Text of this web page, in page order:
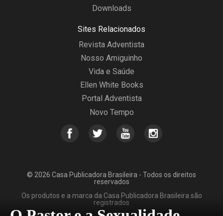
Downloads
Sites Relacionados
Revista Adventista
Nosso Amiguinho
Vida e Saúde
Ellen White Books
Portal Adventista
Novo Tempo
© 2026 Casa Publicadora Brasileira - Todos os direitos
reservados
Os produtos e a marca da Casa Publicadora Brasileira são
registrados